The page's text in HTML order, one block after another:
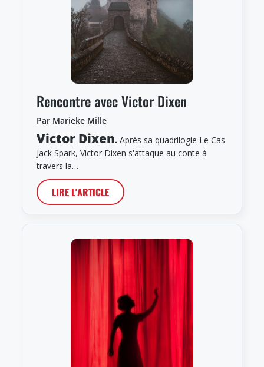
Rencontre avec Victor Dixen
Par Marieke Mille
Victor Dixen. Après sa quadrilogie Le Cas
Jack Spark, Victor Dixen s'attaque au conte à
travers la…
LIRE L'ARTICLE